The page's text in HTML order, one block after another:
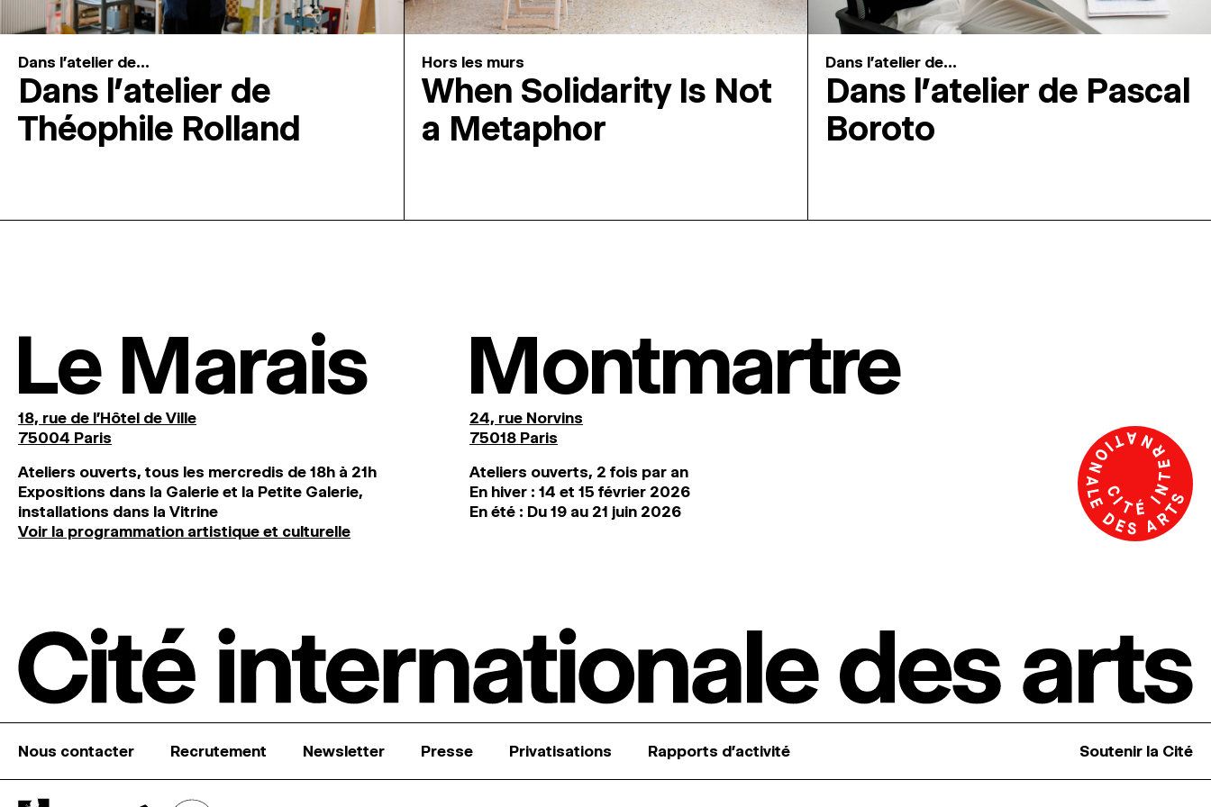
Dans l'atelier de...
Dans l’atelier de
Théophile Rolland
Hors les murs
When Solidarity Is Not
a Metaphor
Dans l'atelier de...
Dans l’atelier de Pascal
Boroto
Le Marais
18, rue de l'Hôtel de Ville
75004 Paris
Ateliers ouverts, tous les mercredis de 18h à 21h
Expositions dans la Galerie et la Petite Galerie,
installations dans la Vitrine
Voir la programmation artistique et culturelle
Montmartre
24, rue Norvins
75018 Paris
Ateliers ouverts, 2 fois par an
En hiver : 14 et 15 février 2026
En été : Du 19 au 21 juin 2026
Nous contacter Recrutement Newsletter Presse Privatisations Rapports d’activité Soutenir la Cité